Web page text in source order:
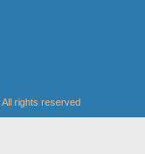
All rights reserved